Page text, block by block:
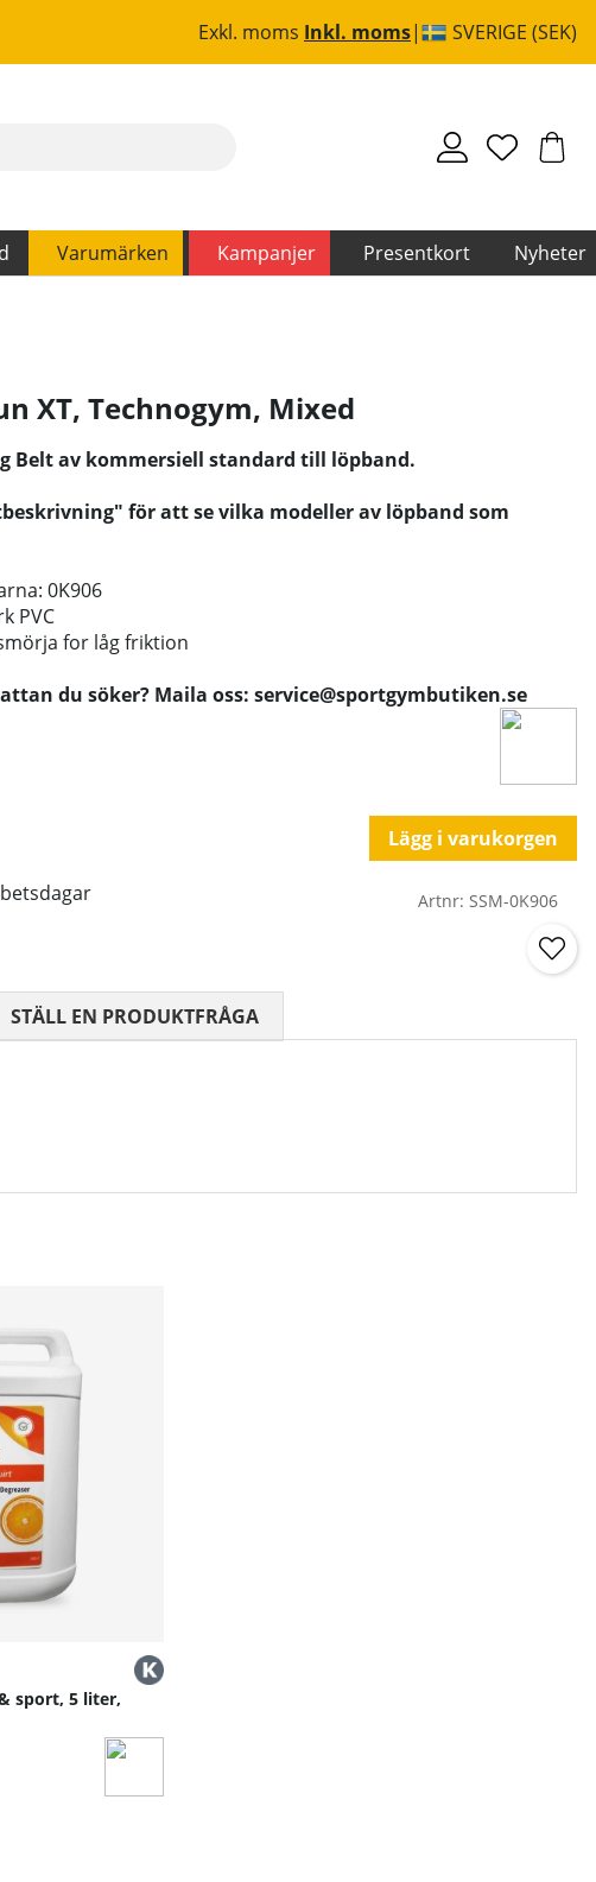
Exkl. moms Inkl. moms SVERIGE (SEK)
Varumärken Kampanjer Presentkort Nyheter
XT, Technogym, Mixed
Belt av kommersiell standard till löpband.
för att se vilka modeller av löpband som
0K906
PVC
for låg friktion
du söker? Maila oss: service@sportgymbutiken.se
Lägg i varukorgen
Artnr: SSM-0K906
0 AV 5 ANTAL BETYG 0
STÄLL EN PRODUKTFRÅGA
sport, 5 liter,